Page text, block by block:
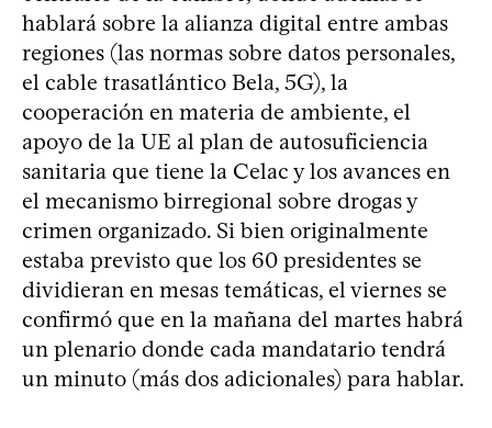
hablará sobre la alianza digital entre ambas
regiones (las normas sobre datos personales,
el cable trasatlántico Bela, 5G), la
cooperación en materia de ambiente, el
apoyo de la UE al plan de autosuficiencia
sanitaria que tiene la Celac y los avances en
el mecanismo birregional sobre drogas y
crimen organizado. Si bien originalmente
estaba previsto que los 60 presidentes se
dividieran en mesas temáticas, el viernes se
confirmó que en la mañana del martes habrá
un plenario donde cada mandatario tendrá
un minuto (más dos adicionales) para hablar.